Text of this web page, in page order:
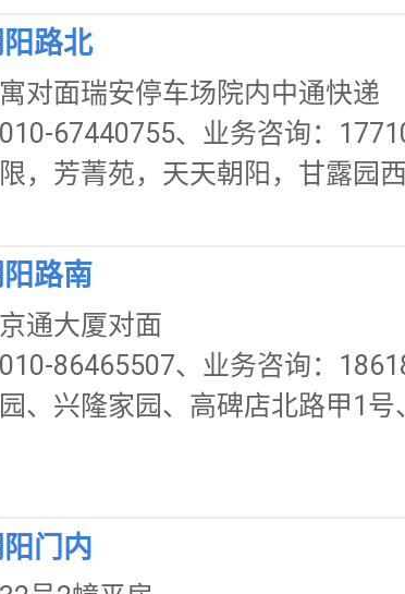
路北
对面瑞安停车场院内中通快递
67440755、业务咨询：
，芳菁苑，天天朝阳，甘露园
路南
通大厦对面
86465507、业务咨询：
、兴隆家园、高碑店北路甲1
门内